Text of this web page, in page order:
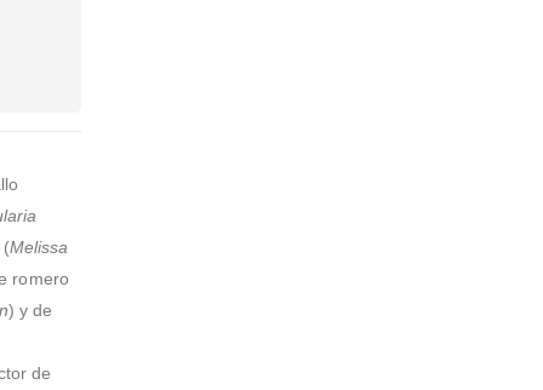
(Melissa
romero
) y de
de